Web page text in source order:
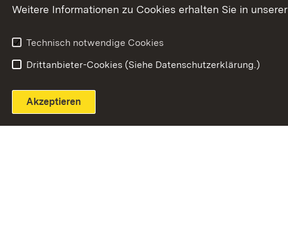
Weitere Informationen zu Cookies erhalten Sie in unserer
Technisch notwendige Cookies
Drittanbieter-Cookies (Siehe Datenschutzerklärung.)
Akzeptieren